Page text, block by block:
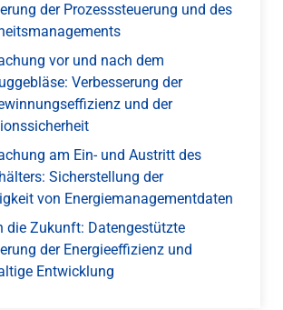
der Prozesssteuerung und des
vor und nach dem
Verbesserung der
und der
am Ein- und Austritt des
Sicherstellung der
von Energiemanagementdaten
die Zukunft: Datengestützte
der Energieeffizienz und
Entwicklung